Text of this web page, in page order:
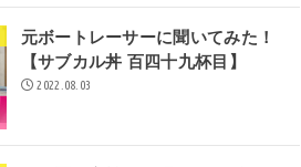
元ボートレーサーに聞いてみた！
【サブカル丼 百四十九杯目】
2022.08.03